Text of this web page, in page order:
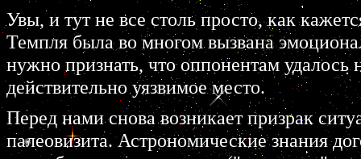
Увы, и тут не все столь просто, как
Темпля была во многом вызвана
нужно признать, что оппонентам
действительно уязвимое место.
Перед нами снова возникает призрак
палеовизита. Астрономические знания